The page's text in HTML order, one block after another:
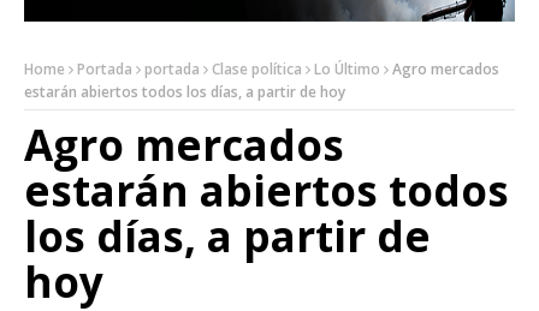
Home Portada portada Clase política Lo Último
Agro mercados
estarán abiertos todos los días, a partir de hoy
Agro mercados
estarán abiertos todos
los días, a partir de
hoy